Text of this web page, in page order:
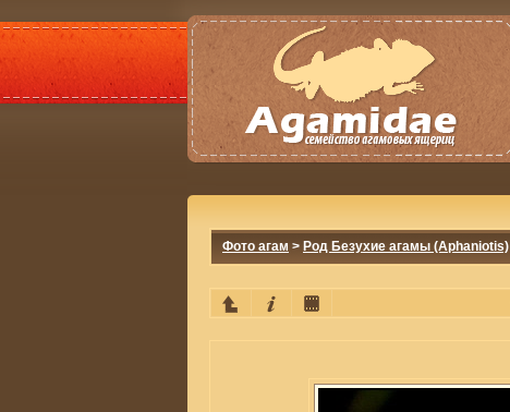
Фото агам > Род Безухие агамы (Aphaniotis)